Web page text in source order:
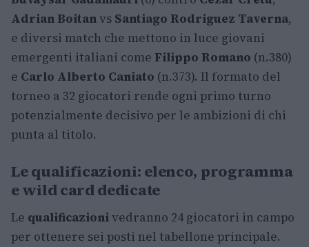
Adrian Boitanvs Santiago Rodriguez Taverna,
e diversi match che mettono in luce giovani
emergenti italiani come Filippo Romano (n.380)
e Carlo Alberto Caniato (n.373). Il formato del
torneo a 32 giocatori rende ogni primo turno
potenzialmente decisivo per le ambizioni di chi
punta al titolo.
Le qualificazioni: elenco, programma
e wild card dedicate
Le qualificazionivedranno 24 giocatori in campo
per ottenere sei posti nel tabellone principale.